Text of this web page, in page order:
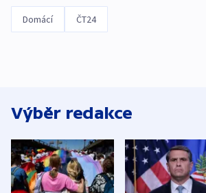
Domácí ČT24
Výběr redakce